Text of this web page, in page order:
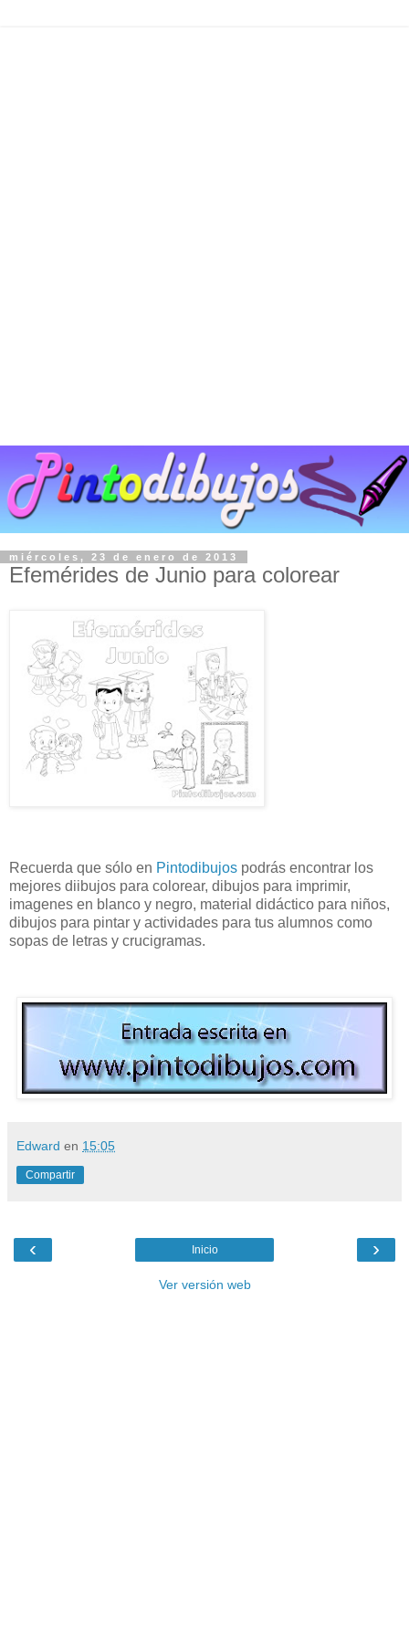
miércoles, 23 de enero de 2013
Efemérides de Junio para colorear
Recuerda que sólo en Pintodibujos podrás encontrar los
mejores diibujos para colorear, dibujos para imprimir,
imagenes en blanco y negro, material didáctico para niños,
dibujos para pintar y actividades para tus alumnos como
sopas de letras y crucigramas.
Edward en 15:05
Compartir
‹ ›
Inicio
Ver versión web